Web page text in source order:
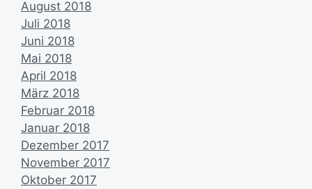
August 2018
Juli 2018
Juni 2018
Mai 2018
April 2018
März 2018
Februar 2018
Januar 2018
Dezember 2017
November 2017
Oktober 2017